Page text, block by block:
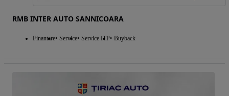
RMB INTER AUTO SANNICOARA
Finantare Service Service ITP Buyback